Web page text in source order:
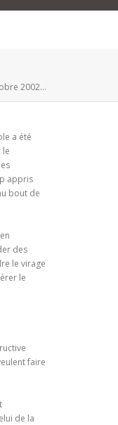
2002...
a été
le
appris
bout de
des
le virage
le
faire
de la